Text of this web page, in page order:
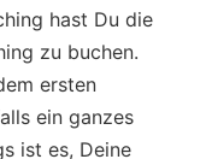
hast Du die
zu buchen.
ersten
ein ganzes
ist es, Deine